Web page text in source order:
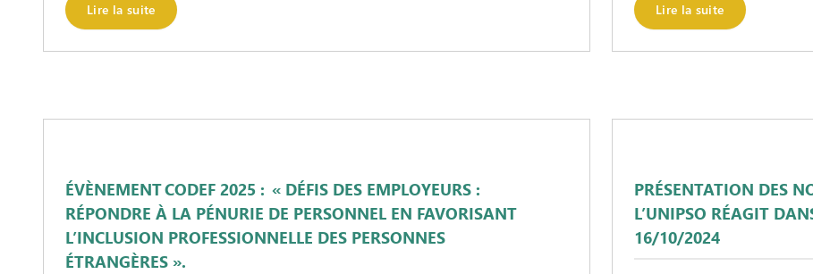
Lire la suite Lire la suite
ÉVÈNEMENT CODEF 2025 : « DÉFIS DES EMPLOYEURS :
RÉPONDRE À LA PÉNURIE DE PERSONNEL EN FAVORISANT
L’INCLUSION PROFESSIONNELLE DES PERSONNES
ÉTRANGÈRES ».
PRÉSENTATION DES
L’UNIPSO RÉAGIT
16/10/2024